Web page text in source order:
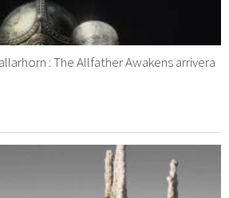
: The Allfather Awakens arrivera